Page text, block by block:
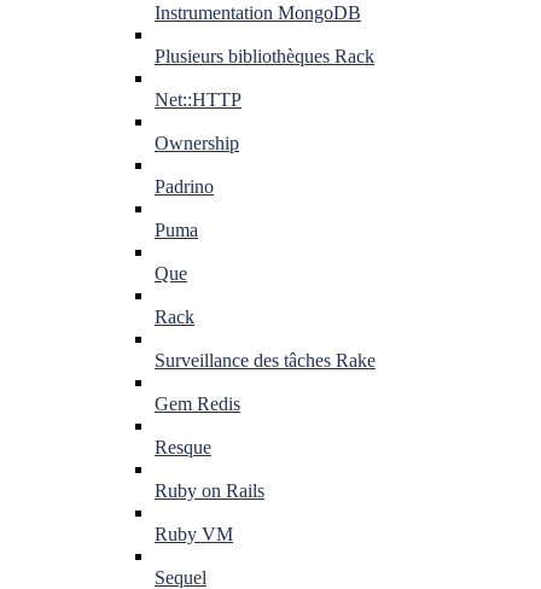
Instrumentation MongoDB
Plusieurs bibliothèques Rack
Net::HTTP
Ownership
Padrino
Puma
Que
Rack
Surveillance des tâches Rake
Gem Redis
Resque
Ruby on Rails
Ruby VM
Sequel